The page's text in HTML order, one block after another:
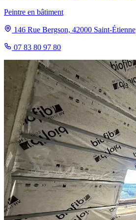
Peintre en bâtiment
146 Rue Bergson, 42000 Saint-Étienne
07 83 80 97 80